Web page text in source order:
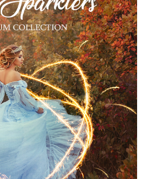
رجاء اختر
Free Sparklers Overlay #20
Small 800*533px